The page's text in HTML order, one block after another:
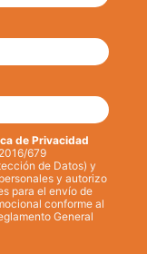
de Privacidad
679
de Datos) y
y autorizo
para el envío de
conforme al
General